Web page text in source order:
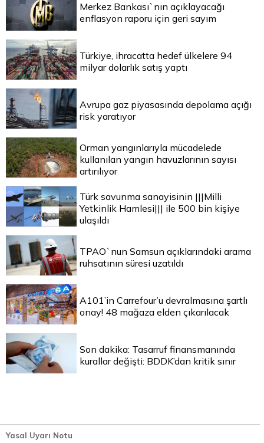
Merkez Bankası`nın açıklayacağı
enflasyon raporu için geri sayım
Türkiye, ihracatta hedef ülkelere 94
milyar dolarlık satış yaptı
Avrupa gaz piyasasında depolama açığı
risk yaratıyor
Orman yangınlarıyla mücadelede
kullanılan yangın havuzlarının sayısı
artırılıyor
Türk savunma sanayisinin |||Milli
Yetkinlik Hamlesi||| ile 500 bin kişiye
ulaşıldı
TPAO`nun Samsun açıklarındaki arama
ruhsatının süresi uzatıldı
A101’in Carrefour’u devralmasına şartlı
onay! 48 mağaza elden çıkarılacak
Son dakika: Tasarruf finansmanında
kurallar değişti: BDDK’dan kritik sınır
Yasal Uyarı Notu